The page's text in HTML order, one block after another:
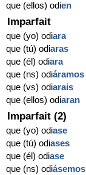
que (ellos) odien
Imparfait
que (yo) odiara
que (tú) odiaras
que (él) odiara
que (ns) odiáramos
que (vs) odiarais
que (ellos) odiaran
Imparfait (2)
que (yo) odiase
que (tú) odiases
que (él) odiase
que (ns) odiásemos